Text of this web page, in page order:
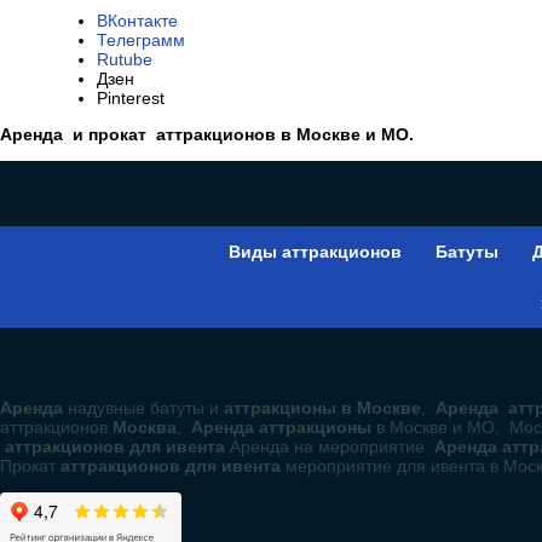
ВКонтакте
Телеграмм
Rutube
Дзен
Pinterest
Аренда и прокат аттракционов в Москве и МО.
Виды аттракционов Батуты
Аренда надувные батуты и аттракционы в Москве
Аренда
аттракционов Москва Аренда аттракционы в Москве и МО,
аттракционов для ивента Аренда на мероприятие Аренда
Прокат аттракционов для ивента мероприятие для ивента в